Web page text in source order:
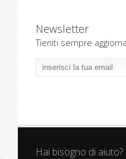
Newsletter
Tieniti sempre
Hai bisogno di aiuto?